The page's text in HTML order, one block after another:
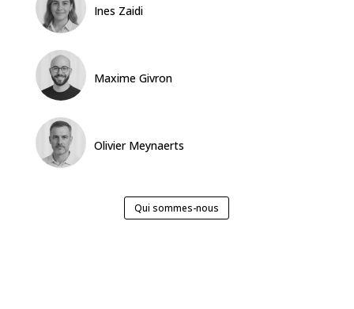
Ines Zaidi
Maxime Givron
Olivier Meynaerts
Qui sommes-nous